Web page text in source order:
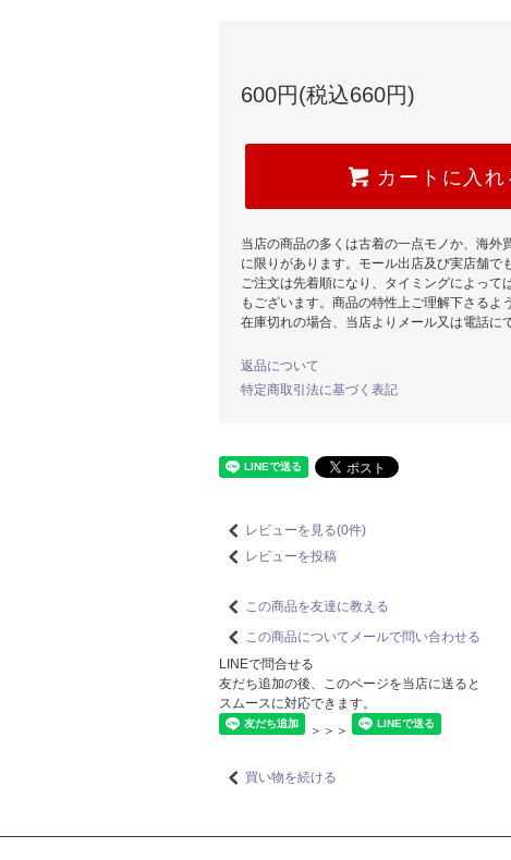
600円(税込660円)
カートに入れ
当店の商品の多くは古着の一点モノか、海外
に限りがあります。モール出店及び実店舗で
ご注文は先着順になり、タイミングによって
もございます。商品の特性上ご理解下さるよ
在庫切れの場合、当店よりメール又は電話に
返品について
特定商取引法に基づく表記
レビューを見る(0件)
レビューを投稿
この商品を友達に教える
この商品についてメールで問い合わせる
LINEで問合せる
友だち追加の後、このページを当店に送ると
スムースに対応できます。
＞＞＞
買い物を続ける